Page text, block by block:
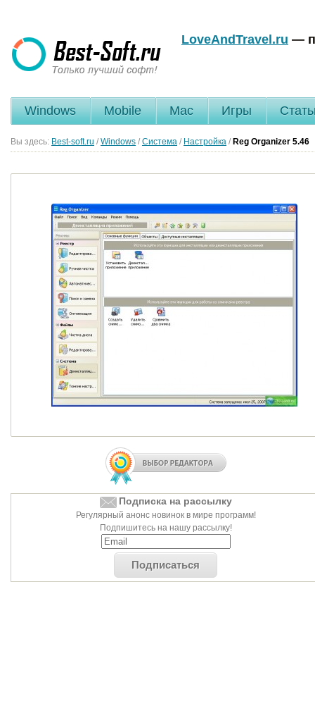
LoveAndTravel.ru —
Windows Mobile Mac Игры
Вы здесь: Best-soft.ru / Windows / Система / Настройка / Reg Organizer 5.46
Подписка на рассылку
Регулярный анонс новинок в мире программ!
Подпишитесь на нашу рассылку!
Подписаться